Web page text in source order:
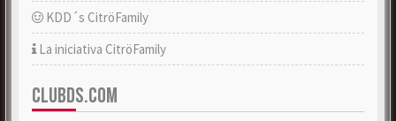
KDD´s CitröFamily
La iniciativa CitröFamily
CLUBDS.COM